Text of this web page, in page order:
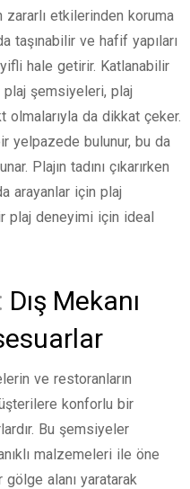
etkilerinden koruma
taşınabilir ve hafif yapıları
hale getirir. Katlanabilir
şemsiyeleri, plaj
olmalarıyla da dikkat çeker.
yelpazede bulunur, bu da
Plajın tadını çıkarırken
arayanlar için plaj
plaj deneyimi için ideal
Dış Mekanı
ve restoranların
konforlu bir
Bu şemsiyeler
malzemeleri ile öne
alanı yaratarak